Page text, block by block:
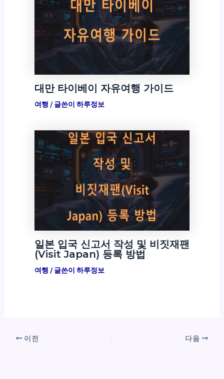
대만 타이베이 자유여행 가이드
여행 / 글쓴이 하루정보
일본 입국 신고서 작성 및 비짓재팬
(Visit Japan) 등록 방법
여행 / 글쓴이 하루정보
이전 다음